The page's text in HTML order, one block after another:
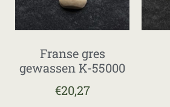
Franse gres
gewassen K-55000
€20,27